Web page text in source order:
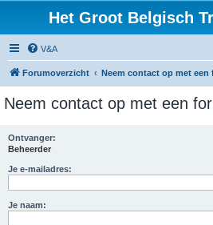
Het Groot Belgisch
V&A
Forumoverzicht Neem contact op met een
Neem contact op met een
Ontvanger:
Beheerder
Je e-mailadres:
Je naam: